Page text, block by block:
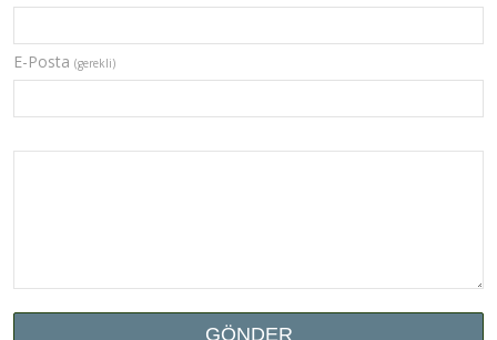
E-Posta (gerekli)